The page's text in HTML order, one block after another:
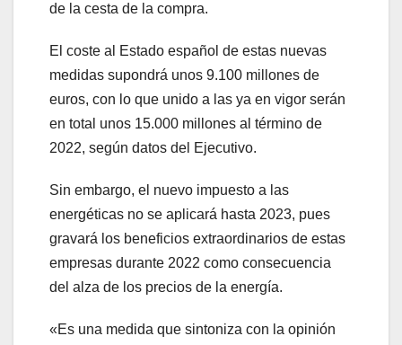
de la cesta de la compra.
El coste al Estado español de estas nuevas
medidas supondrá unos 9.100 millones de
euros, con lo que unido a las ya en vigor serán
en total unos 15.000 millones al término de
2022, según datos del Ejecutivo.
Sin embargo, el nuevo impuesto a las
energéticas no se aplicará hasta 2023, pues
gravará los beneficios extraordinarios de estas
empresas durante 2022 como consecuencia
del alza de los precios de la energía.
«Es una medida que sintoniza con la opinión